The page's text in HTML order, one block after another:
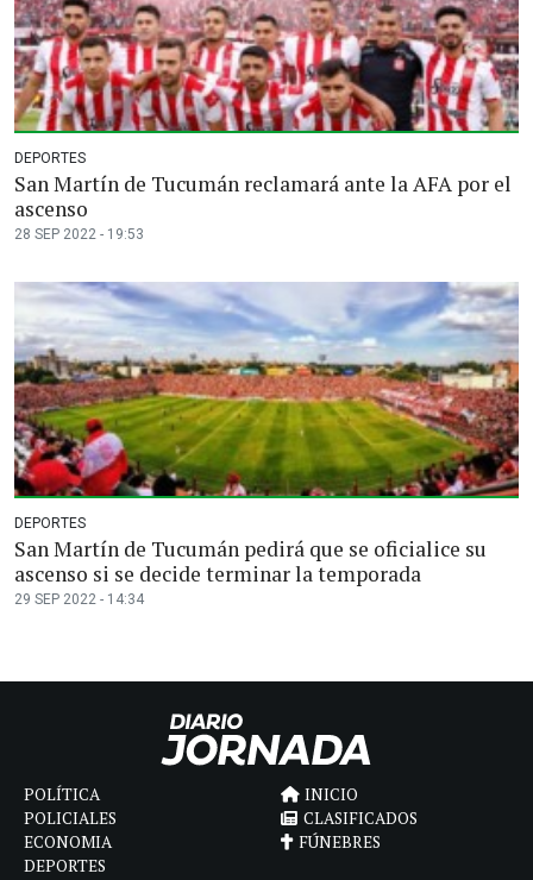
DEPORTES
San Martín de Tucumán reclamará ante la AFA por el
ascenso
28 SEP 2022 - 19:53
DEPORTES
San Martín de Tucumán pedirá que se oficialice su
ascenso si se decide terminar la temporada
29 SEP 2022 - 14:34
POLÍTICA
POLICIALES
ECONOMIA
DEPORTES
INICIO
CLASIFICADOS
FÚNEBRES